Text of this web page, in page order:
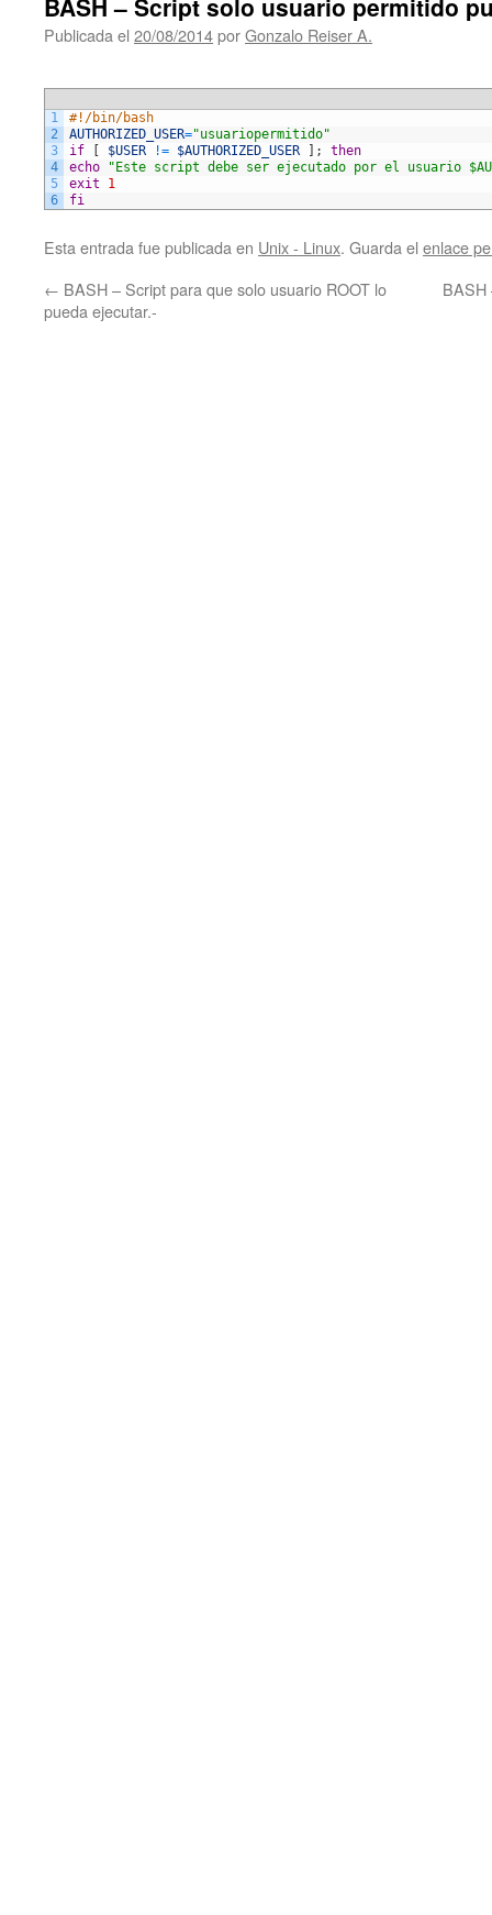
BASH – Script solo usuario permitido
Publicada el 20/08/2014porGonzalo Reiser A.
1
2
3
4
5
6
#!/bin/bash
AUTHORIZED_USER="usuariopermitido"
if
$USER != $AUTHORIZED_USER ;
then
echo
"Este script debe ser ejecutado por el usuario
exit
1
fi
Esta entrada fue publicada en Unix - Linux. Guarda el enlace
← BASH – Script para que solo usuario ROOT lo
pueda ejecutar.-
BASH